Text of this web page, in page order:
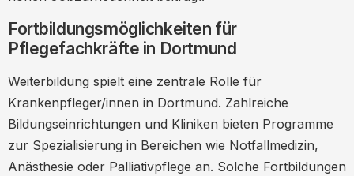
Fortbildungsmöglichkeiten für
Pflegefachkräfte in Dortmund
Weiterbildung spielt eine zentrale Rolle für
Krankenpfleger/innen in Dortmund. Zahlreiche
Bildungseinrichtungen und Kliniken bieten Programme
zur Spezialisierung in Bereichen wie Notfallmedizin,
Anästhesie oder Palliativpflege an. Solche Fortbildungen